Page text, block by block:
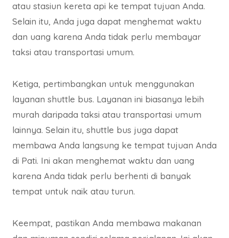
atau stasiun kereta api ke tempat tujuan Anda.
Selain itu, Anda juga dapat menghemat waktu
dan uang karena Anda tidak perlu membayar
taksi atau transportasi umum.
Ketiga, pertimbangkan untuk menggunakan
layanan shuttle bus. Layanan ini biasanya lebih
murah daripada taksi atau transportasi umum
lainnya. Selain itu, shuttle bus juga dapat
membawa Anda langsung ke tempat tujuan Anda
di Pati. Ini akan menghemat waktu dan uang
karena Anda tidak perlu berhenti di banyak
tempat untuk naik atau turun.
Keempat, pastikan Anda membawa makanan